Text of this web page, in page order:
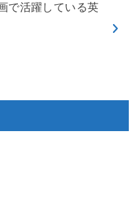
で活躍している英